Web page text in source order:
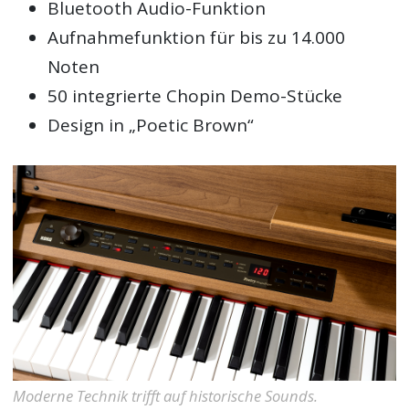
Bluetooth Audio-Funktion
Aufnahmefunktion für bis zu 14.000
Noten
50 integrierte Chopin Demo-Stücke
Design in „Poetic Brown“
Moderne Technik trifft auf historische Sounds.